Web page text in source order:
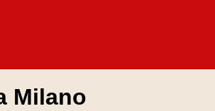
Milano